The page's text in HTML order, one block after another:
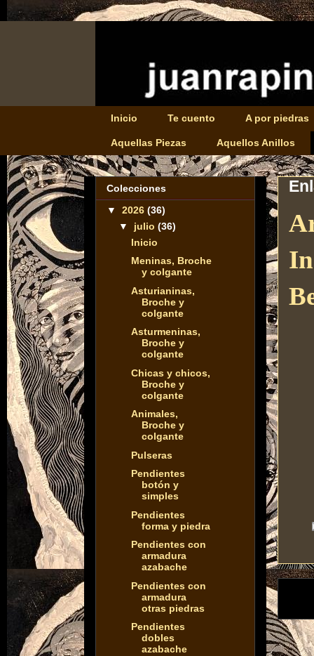
Inicio Te cuento A por piedras
Aquellas Piezas Aquellos Anillos
Colecciones
▼ 2026 (36)
▼ julio (36)
Inicio
Meninas, Broche
y colgante
Asturianinas,
Broche y
colgante
Asturmeninas,
Broche y
colgante
Chicas y chicos,
Broche y
colgante
Animales,
Broche y
colgante
Pulseras
Pendientes
botón y
simples
Pendientes
forma y piedra
Pendientes con
armadura
azabache
Pendientes con
armadura
otras piedras
Pendientes
dobles
azabache